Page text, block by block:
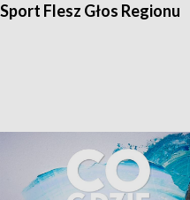
Sport Flesz Głos Regionu